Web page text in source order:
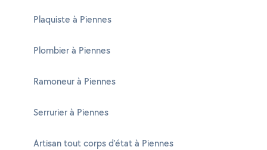
Plaquiste à Piennes
Plombier à Piennes
Ramoneur à Piennes
Serrurier à Piennes
Artisan tout corps d'état à Piennes